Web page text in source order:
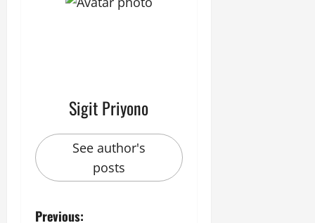
Sigit Priyono
See author's
posts
Previous: